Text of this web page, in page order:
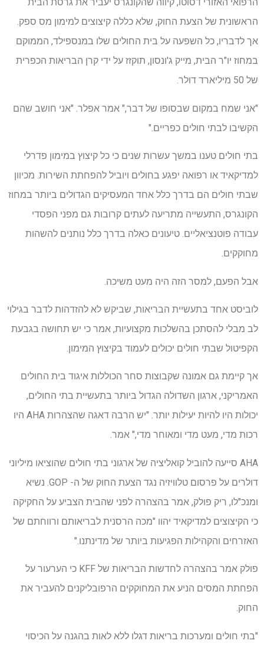
הרפואי האזורי דסוטו, קיווה שהקונגרס יעביר את גרסת הבית
הראשונית של הצעת החוק, שלא כללה קיצוצים למימון מס ספק.
אך לדבריו, כל השפעה על בית החולים שלו במנספילד, הממוקם
במחוז יו"ר הבית, מייק ג'ונסון, תוקזז על ידי קרן הבריאות הכפרית
של 50 מיליארד דולר.
"אני שמח במקום שבסופו של דבר," אמר אפלר. "אני חושב שהם
הקשיבו לבתי חולים כפריים."
בתי חולים טענו במשך עשרות שנים כי כל קיצוץ במימון פדרלי
למדיקאיד או רפואה יפגע בחולים ויוביל להפחתת השירות. מכיוון
שבתי חולים הם בדרך כלל אחד המעסיקים הגדולים ביותר במחוז
הקונגרס, התעשייה מתריעה לעתים קרובות גם מפני הפסדי
עבודה פוטנציאליים. טיעונים כאלה בדרך כלל נותנים להשהות
מחוקקים.
אבל הפעם, למסר הזה היה מעט משיכה.
לוביסט אחד בתעשיית הבריאות, שביקש לא להזדהות לדבר בגילוי
לב מבלי להסתכן בהשלכות מקצועיות, אמר כי יש תחושה בגבעת
הקפיטול שבתי חולים יכולים לעמוד בקיצוץ המימון.
אך קיימת גם אמונה שקבוצות סחר הכוללות איגוד בית החולים
האמריקני, ארגון השדולה הגדול ביותר בתעשיית בתי החולים,
יכולות היו להיות יעילות יותר. "יש הרבה דאגה שהצהרות AHA היו
רכות מדי, מעט מדי ומאוחר מדי," אמר.
AHA סייעה להוביל קואליציה של ארגוני בתי חולים שהוציאו מיליוני
דולרים על פרסום טלוויזיה נגד הצעת החוק של ה- GOP. נשיא
ומנכ"לו, ריק פולק, אמר בהצהרה לפני שהבית הצביע על החקיקה
כי הקיצוצים למדיקאיד יהוו "מכה הרסנית לבריאותם ורווחתם של
האזרחים והקהילות הפגיעות ביותר של מדינתנו."
פולק אמר בהצהרה לחדשות הבריאות של KFF כי הערעור על
הפחתת המסים הניע את המחוקקים הרפובליקנים להעביר את
החוק.
"בתי חולים ומערכות בריאות דגלו ללא לאות בהגנה על הכיסוי